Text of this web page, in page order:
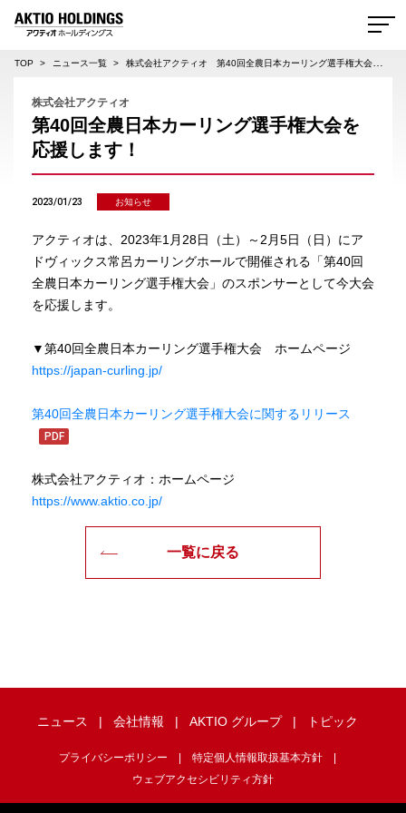
TOP ニュース一覧 株式会社アクティオ 第40回全農日本カーリング選手権大会を応援します！
株式会社アクティオ
第40回全農日本カーリング選手権大会を
応援します！
2023/01/23 お知らせ
アクティオは、2023年1月28日（土）～2月5日（日）にア
ドヴィックス常呂カーリングホールで開催される「第40回
全農日本カーリング選手権大会」のスポンサーとして今大会
を応援します。
▼第40回全農日本カーリング選手権大会 ホームページ
https://japan-curling.jp/
第40回全農日本カーリング選手権大会に関するリリース
株式会社アクティオ：ホームページ
https://www.aktio.co.jp/
一覧に戻る
ニュース 会社情報 AKTIO グループ トピック
プライバシーポリシー
特定個人情報取扱基本方針
ウェブアクセシビリティ方針